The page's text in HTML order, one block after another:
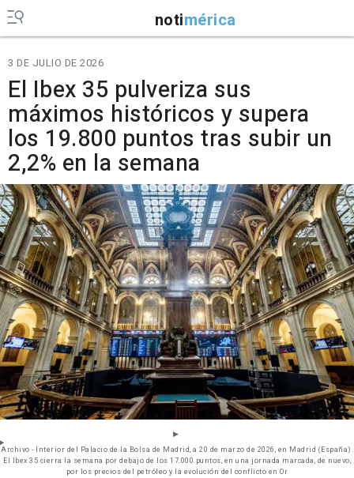
notimérica
3 DE JULIO DE 2026
El Ibex 35 pulveriza sus
máximos históricos y supera
los 19.800 puntos tras subir un
2,2% en la semana
Archivo - Interior del Palacio de la Bolsa de Madrid, a 20 de marzo de 2026, en Madrid (España).
El Ibex 35 cierra la semana por debajo de los 17.000 puntos, en una jornada marcada, de nuevo,
por los precios del petróleo y la evolución del conflicto en Or